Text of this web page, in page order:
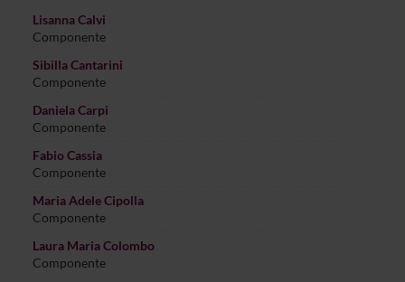
Lisanna Calvi
Componente
Sibilla Cantarini
Componente
Daniela Carpi
Componente
Fabio Cassia
Componente
Maria Adele Cipolla
Componente
Laura Maria Colombo
Componente